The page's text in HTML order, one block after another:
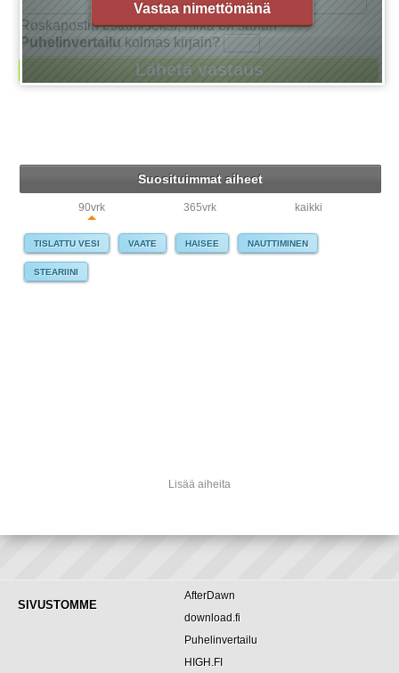
Vastaa nimettömänä
Roskapostin estämiseksi, mikä on sanan
Puhelinvertailu kolmas kirjain?
Suosituimmat aiheet
90vrk 365vrk kaikki
TISLATTU VESI VAATE HAISEE NAUTTIMINEN
STEARIINI
Lisää aiheita
SIVUSTOMME
AfterDawn
download.fi
Puhelinvertailu
HIGH.FI